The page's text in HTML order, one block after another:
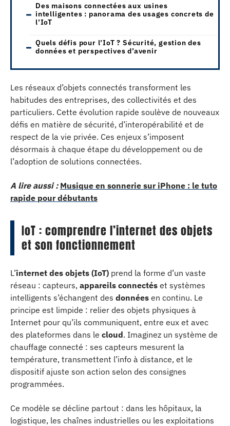
Des maisons connectées aux usines
intelligentes : panorama des usages concrets de
l’IoT
Quels défis pour l’IoT ? Sécurité, gestion des
données et perspectives d’avenir
Les réseaux d’objets connectés transforment les
habitudes des entreprises, des collectivités et des
particuliers. Cette évolution rapide soulève de nouveaux
défis en matière de sécurité, d’interopérabilité et de
respect de la vie privée. Ces enjeux s’imposent
désormais à chaque étape du développement ou de
l’adoption de solutions connectées.
A lire aussi : Musique en sonnerie sur iPhone : le tuto
rapide pour débutants
IoT : comprendre l’internet des objets
et son fonctionnement
L’internet des objets (IoT) prend la forme d’un vaste
réseau : capteurs, appareils connectés et systèmes
intelligents s’échangent des données en continu. Le
principe est limpide : relier des objets physiques à
Internet pour qu’ils communiquent, entre eux et avec
des plateformes dans le cloud. Imaginez un système de
chauffage connecté : ses capteurs mesurent la
température, transmettent l’info à distance, et le
dispositif ajuste son action selon des consignes
programmées.
Ce modèle se décline partout : dans les hôpitaux, la
logistique, les chaînes industrielles ou les exploitations